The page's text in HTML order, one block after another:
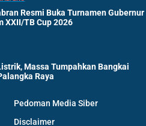
Resmi Buka Turnamen Gubernur
XXII/TB Cup 2026
Massa Tumpahkan Bangkai
Raya
Pedoman Media Siber
Disclaimer